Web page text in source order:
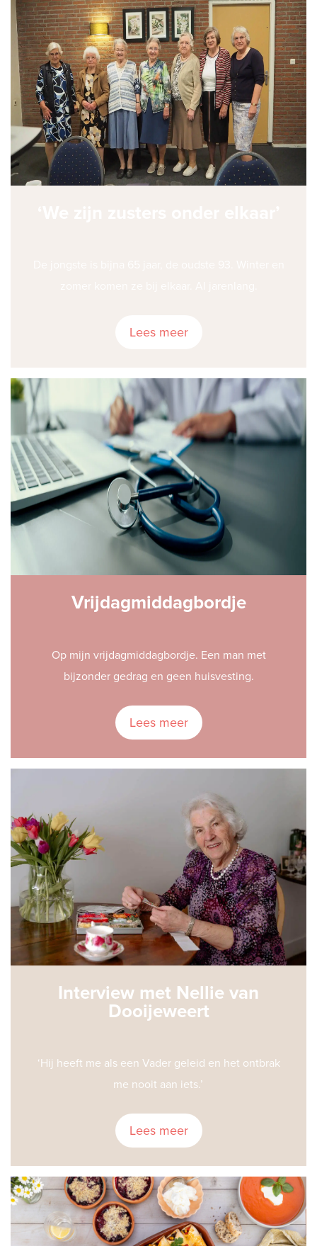
Lees meer
Vrijdagmiddagbordje
Op mijn vrijdagmiddagbordje. Een man met
bijzonder gedrag en geen huisvesting.
Lees meer
Interview met Nellie van
Dooijeweert
‘Hij heeft me als een Vader geleid en het ontbrak
me nooit aan iets.’
Lees meer